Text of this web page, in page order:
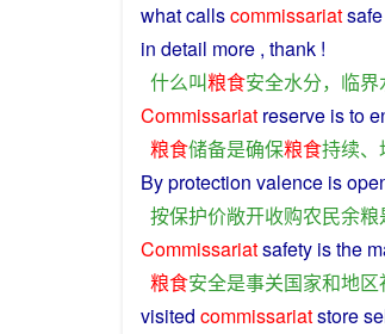
whatcallscommissariatsafe
in detail more , thank !
什么叫粮食安全水分， 临界
Commissariat reserve isto
粮食储备是确保粮食持续、
Byprotection valence is
按保护价敞开收购农民余粮
Commissariatsafety isthe
粮食安全是事关国家和地区
visited commissariatstore